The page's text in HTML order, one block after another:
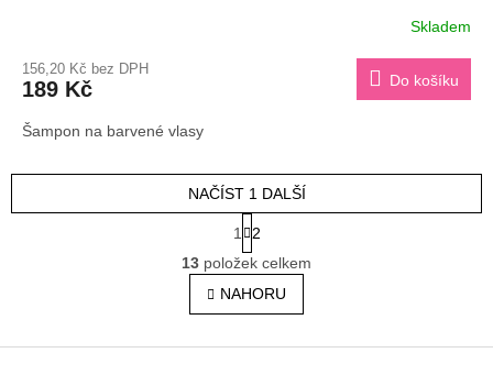
Skladem
156,20 Kč bez DPH
189 Kč Do košíku
Šampon na barvené vlasy
O
v
l
á
NAČÍST 1 DALŠÍ
t
r
á
n
k
v
1
2
13 položek celkem
NAHORU